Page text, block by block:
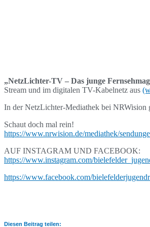
„NetzLichter-TV – Das junge
Stream und im digitalen TV-Kabelnetz aus
In der NetzLichter-Mediathek bei NRWision
Schaut doch mal rein!
https://www.nrwision.de/mediathek/
AUF INSTAGRAM UND FACEBOOK:
https://www.instagram.com/
https://www.facebook.com/
Diesen Beitrag teilen: